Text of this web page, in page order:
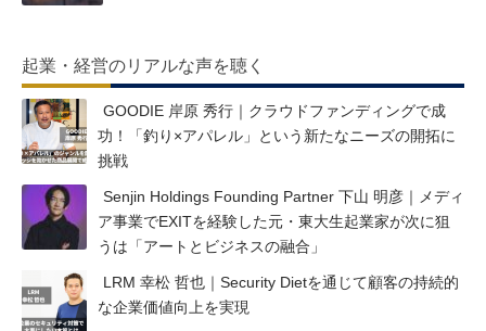
起業・経営のリアルな声を聴く
GOODIE 岸原 秀行｜クラウドファンディングで成
功！「釣り×アパレル」という新たなニーズの開拓に
挑戦
Senjin Holdings Founding Partner 下山 明彦｜メディ
ア事業でEXITを経験した元・東大生起業家が次に狙
うは「アートとビジネスの融合」
LRM 幸松 哲也｜Security Dietを通じて顧客の持続的
な企業価値向上を実現